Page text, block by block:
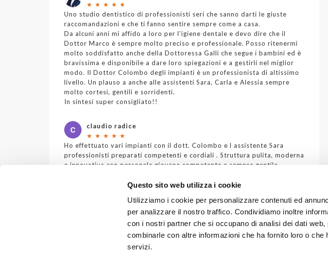
Questo sito web utilizza i cookie
Utilizziamo i cookie per personalizzare contenuti ed
per analizzare il nostro traffico. Condividiamo inoltre
con i nostri partner che si occupano di analisi dei dati
combinarle con altre informazioni che ha fornito loro o
servizi.
★ ★ ★ ★ ★
Uno studio dentistico di professionisti seri che sanno darti le giuste
raccomandazioni e che ti fanno sentire sempre come a casa.
Da alcuni anni mi affido a loro per l’igiene dentale e devo dire che il
Dottor Marco è sempre molto preciso e professionale. Posso ritenermi
molto soddisfatto anche della Dottoressa Galli che segue i bambini ed è
bravissima e disponibile a dare loro spiegazioni e a gestirli nel miglior
modo. Il Dottor Colombo degli impianti è un professionista di altissimo
livello. Un plauso a anche alle assistenti Sara, Carla e Alessia sempre
molto cortesi, gentili e sorridenti.
In sintesi super consigliato!!
claudio radice
★ ★ ★ ★ ★
Ho effettuato vari impianti con il dott. Colombo e l assistente Sara
professionisti preparati competenti e cordiali . Struttura pulita, moderna
e innovativa con personale giovane competente e sempre gentile.
Inoltre mia figlia è seguita da qualche anno dalla dott.ssa Galli Federica
Studio consigliatissimo...